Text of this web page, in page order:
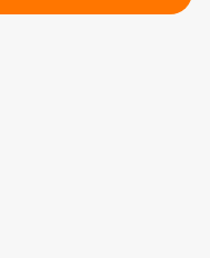
siècle >